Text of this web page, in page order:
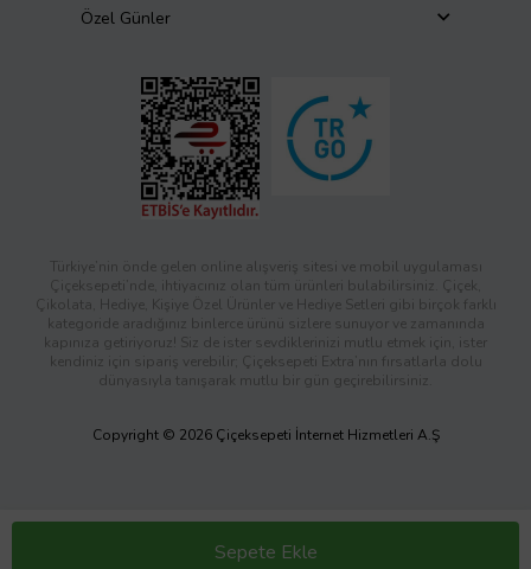
Sepete Ekle
Özel Günler
Türkiye’nin önde gelen online alışveriş sitesi ve mobil uygulaması
Çiçeksepeti’nde, ihtiyacınız olan tüm ürünleri bulabilirsiniz. Çiçek,
Çikolata, Hediye, Kişiye Özel Ürünler ve Hediye Setleri gibi birçok farklı
kategoride aradığınız binlerce ürünü sizlere sunuyor ve zamanında
kapınıza getiriyoruz! Siz de ister sevdiklerinizi mutlu etmek için, ister
kendiniz için sipariş verebilir; Çiçeksepeti Extra’nın fırsatlarla dolu
dünyasıyla tanışarak mutlu bir gün geçirebilirsiniz.
Copyright © 2026 Çiçeksepeti İnternet Hizmetleri A.Ş